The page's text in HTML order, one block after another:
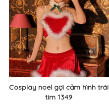
Cosplay noel gợi cảm hình trái
tim 1349